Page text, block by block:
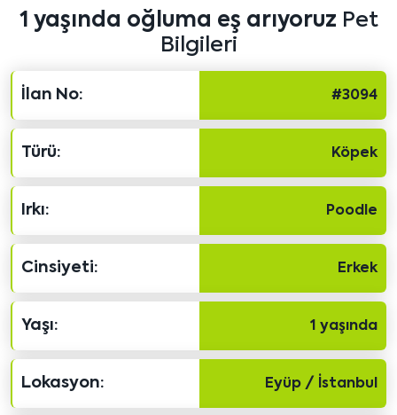
1 yaşında oğluma eş arıyoruz Pet
Bilgileri
İlan No: #3094
Türü: Köpek
Irkı: Poodle
Cinsiyeti: Erkek
Yaşı: 1 yaşında
Lokasyon: Eyüp / İstanbul